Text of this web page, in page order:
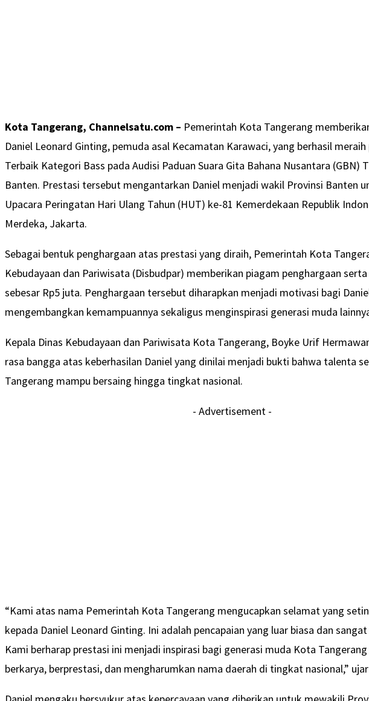
Kota Tangerang, Channelsatu.com – Pemerintah Kota Tangerang
Daniel Leonard Ginting, pemuda asal Kecamatan Karawaci, yang berhasil
Terbaik Kategori Bass pada Audisi Paduan Suara Gita Bahana Nusantara (GBN)
Banten. Prestasi tersebut mengantarkan Daniel menjadi wakil Provinsi Banten
Upacara Peringatan Hari Ulang Tahun (HUT) ke-81 Kemerdekaan Republik
Merdeka, Jakarta.
Sebagai bentuk penghargaan atas prestasi yang diraih, Pemerintah Kota
Kebudayaan dan Pariwisata (Disbudpar) memberikan piagam penghargaan
sebesar Rp5 juta. Penghargaan tersebut diharapkan menjadi motivasi bagi
mengembangkan kemampuannya sekaligus menginspirasi generasi muda
Kepala Dinas Kebudayaan dan Pariwisata Kota Tangerang, Boyke Urif
rasa bangga atas keberhasilan Daniel yang dinilai menjadi bukti bahwa talenta
Tangerang mampu bersaing hingga tingkat nasional.
- Advertisement -
“Kami atas nama Pemerintah Kota Tangerang mengucapkan selamat yang
kepada Daniel Leonard Ginting. Ini adalah pencapaian yang luar biasa dan
Kami berharap prestasi ini menjadi inspirasi bagi generasi muda Kota
berkarya, berprestasi, dan mengharumkan nama daerah di tingkat nasional,”